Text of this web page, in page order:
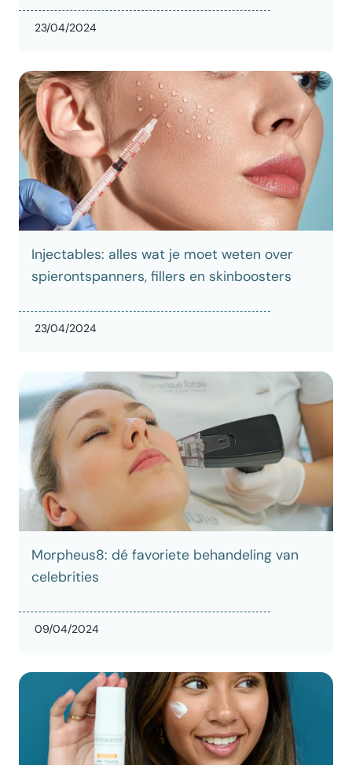
23/04/2024
Injectables: alles wat je moet weten over
spierontspanners, fillers en skinboosters
23/04/2024
Morpheus8: dé favoriete behandeling van
celebrities
09/04/2024